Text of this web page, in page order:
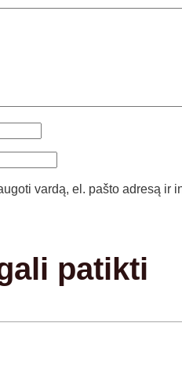
vardą, el. pašto adresą
patikti